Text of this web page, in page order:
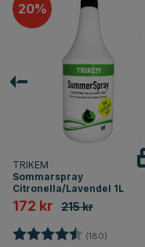
20
TRIKEM
Sommarspray
Citronella/Lavendel 1L
172 kr 215 kr
Betyg: (180) 4.4